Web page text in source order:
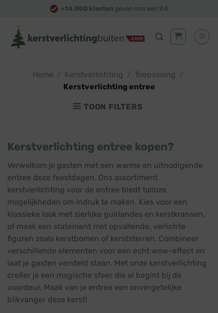
content
+14.800 klanten geven ons een 9,4
Home Kerstverlichting Toepassing
Kerstverlichting entree
TOON FILTERS
Kerstverlichting entree kopen?
Verwelkom je gasten met een warme en uitnodigende
entree deze feestdagen. Ons assortiment
kerstverlichting voor de entree biedt talloze
mogelijkheden om indruk te maken. Kies voor een
klassieke look met sierlijke guirlandes en kerstkransen,
of maak een statement met opvallende, verlichte
figuren zoals kerstbomen of kerststerren. Combineer
verschillende elementen voor een echt wow-effect en
laat je gasten versteld staan. Met onze kerstverlichting
creëer je een magische sfeer die al begint bij de
voordeur. Maak van je entree een onvergetelijke
blikvanger deze kerst!